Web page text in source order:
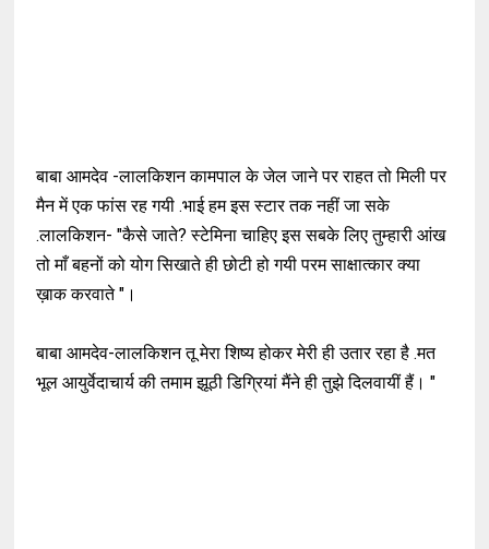
बाबा आमदेव -लालकिशन कामपाल के जेल जाने पर राहत तो मिली पर
मैन में एक फांस रह गयी .भाई हम इस स्टार तक नहीं जा सके
.लालकिशन- "कैसे जाते?स्टेमिना चाहिए इस सबके लिए तुम्हारी आंख
तो माँ बहनों को योग सिखाते ही छोटी हो गयी परम साक्षात्कार क्या
ख़ाक करवाते "।
बाबा आमदेव-लालकिशन तू मेरा शिष्य होकर मेरी ही उतार रहा है .मत
भूल आयुर्वेदाचार्य की तमाम झूठी डिग्रियां मैंने ही तुझे दिलवायीं हैं। "